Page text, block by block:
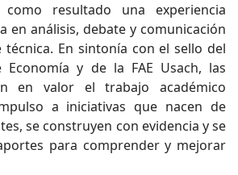
resultado una experiencia
en análisis, debate y comunicación
técnica. En sintonía con el sello del
Economía y de la FAE Usach, las
en valor el trabajo académico
a iniciativas que nacen de
se construyen con evidencia y se
para comprender y mejorar